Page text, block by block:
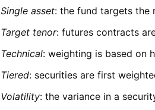
Single asset: the fund targets the
Target tenor: futures contracts
Technical: weighting is based on
Tiered: securities are first
Volatility: the variance in a